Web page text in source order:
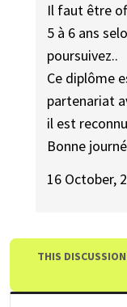
Il faut être
5 à 6 ans
poursuivez..
Ce diplôme
partenariat
il est
Bonne
16 October,
THIS